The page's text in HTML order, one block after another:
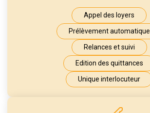
Appel des loyers
Prélèvement automatique
Relances et suivi
Edition des quittances
Unique interlocuteur